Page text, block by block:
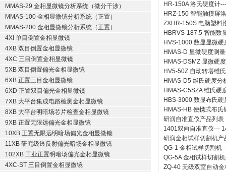
MMAS-29 金相显微镜分析系统（微分干涉）
MMAS-100 金相显微镜分析系统（正置）
MMAS-200 金相显微镜分析系统（正置）
4XI 单目倒置金相显微镜
4XB 双目倒置金相显微镜
4XC 三目倒置金相显微镜
5XB 双目倒置偏光金相显微镜
6XB 正置三目金相显微镜
6XD 正置双目偏光金相显微镜
7XB 大平台集成电路检测金相显微镜
8XB 大平台明暗场芯片检查金相显微镜
9XB 正置无限远偏光金相显微镜
10XB 正置无限远明暗场偏光金相显微镜
11XB 研究级透反射偏光暗场金相显微镜
102XB 工业正置明暗场偏光金相显微镜
4XC-ST 三目倒置金相显微镜
HR-150A 洛氏硬度计
HRZ-150 智能触摸屏
ZXHR-150S 电脑塑料
HBRVS-187.5 智能数
HVS-1000 数显显微硬
HMAS-D 显微硬度测
HMAS-DSMZ 显微硬
HV5-50Z 自动转塔维
HMAS-D5 维氏硬度分
HMAS-C5SZA 维氏硬
HBS-3000 数显布氏硬
HMAS-HB 便携式布氏
研润自准直仪产品列表
1401双向自准直仪---
研润金相试样切割机产
QG-1 金相试样切割机
QG-5A 金相试样切割机
ZQ-40 无级双室自动金